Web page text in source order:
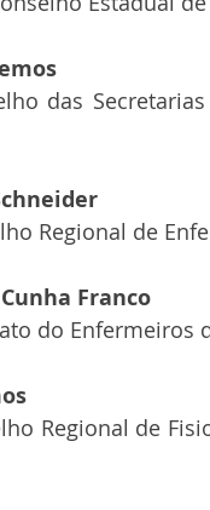
das
Regional de
Franco
do Enfermeiros
Regional de